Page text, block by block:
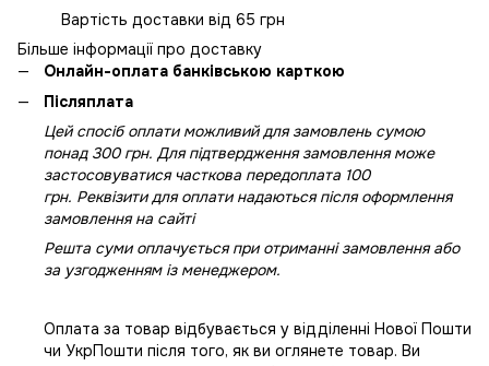
Вартість доставки від 65 грн
Більше інформації про доставку
Онлайн-оплата банківською карткою
Післяплата
Цей спосіб оплати можливий для замовлень сумою
понад 300 грн. Для підтвердження замовлення може
застосовуватися часткова передоплата 100
грн. Реквізити для оплати надаються після оформлення
замовлення на сайті
Решта суми оплачується при отриманні замовлення або
за узгодженням із менеджером.
Оплата за товар відбувається у відділенні Нової Пошти
чи УкрПошти після того, як ви оглянете товар. Ви